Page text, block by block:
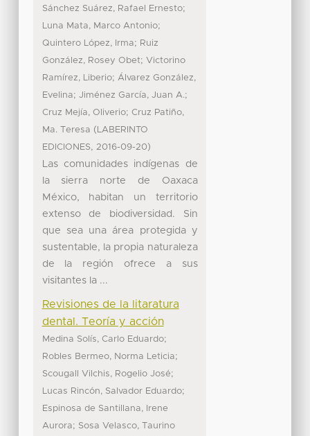
Sánchez Suárez, Rafael Ernesto;
Luna Mata, Marco Antonio;
Quintero López, Irma; Ruiz
González, Rosey Obet; Victorino
Ramírez, Liberio; Álvarez González,
Evelina; Jiménez García, Juan A.;
Cruz Mejía, Oliverio; Cruz Patiño,
Ma. Teresa ( LABERINTO
EDICIONES, 2016-09-20)
Las comunidades indígenas de
la sierra norte de Oaxaca
México, habitan un territorio
extenso de biodiversidad. Sin
que sea una área protegida y
sustentable, la propia naturaleza
de la región ofrece a sus
visitantes la ...
Revisiones de la litaratura
dental. Teoría y acción
Medina Solís, Carlo Eduardo;
Robles Bermeo, Norma Leticia;
Scougall Vilchis, Rogelio José;
Lucas Rincón, Salvador Eduardo;
Espinosa de Santillana, Irene
Aurora; Sosa Velasco, Taurino